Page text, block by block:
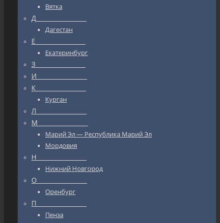
Вятка
Д_________________
Дагестан
Е_________________
Екатеринбург
З_________________
И_________________
К_________________
Курган
Л_________________
М_________________
Марий Эл — Республика Марий Эл
Мордовия
Н_________________
Нижний Новгород
О_________________
Оренбург
П_________________
Пенза